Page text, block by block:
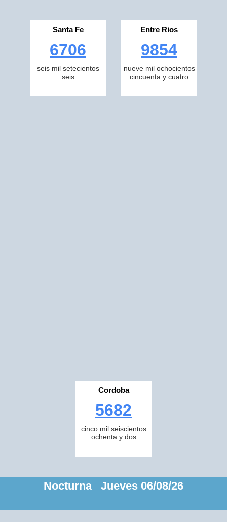
Santa Fe
6706
seis mil setecientos
seis
Entre Rios
9854
nueve mil ochocientos
cincuenta y cuatro
Cordoba
5682
cinco mil seiscientos
ochenta y dos
Nocturna Jueves 06/08/26